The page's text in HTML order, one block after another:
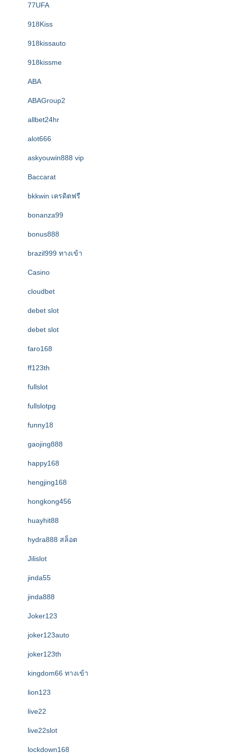
77UFA
918Kiss
918kissauto
918kissme
ABA
ABAGroup2
allbet24hr
alot666
askyouwin888 vip
Baccarat
bkkwin เครดิตฟรี
bonanza99
bonus888
brazil999 ทางเข้า
Casino
cloudbet
debet slot
debet slot
faro168
ff123th
fullslot
fullslotpg
funny18
gaojing888
happy168
hengjing168
hongkong456
huayhit88
hydra888 สล็อต
Jilislot
jinda55
jinda888
Joker123
joker123auto
joker123th
kingdom66 ทางเข้า
lion123
live22
live22slot
lockdown168